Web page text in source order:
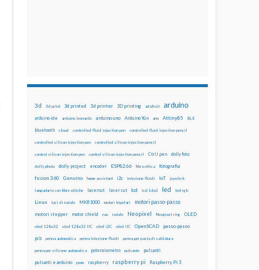
3d 3d print 3d printed 3d printer 3D printing adafruit arduino
arduino ide arduino leonardo arduino uno Arduino Yún arm Attiny85 BLE
bluetooth cloud controlled fluid injection pen controlled fluid injection pencil
controlled silicon injection pen controlled silicon injection pencil
control silicon injection pen control silicon injection pencil CtrlJ pen dolly foto
dolly photo dolly project encoder ESP8266 fibra ottica fotografia
fusion 360 Genuino home assistant i2c iniezione fluidi IoT joystick
lampadario con fibre ottiche lasercut laser cut lcd lcd 16x2 led led rgb
Linux luci di natale MKR1000 motori bipolari motori passo-passo
motori stepper motor shield nas natale Neopixel Neopixel ring OLED
oled 128x32 oled 128x32 IIC oled i2C oled IIC OpenSCAD passo-passo
pcb penna automatica penna iniezione fluidi penna per pasta di saldatura
penna per silicone automatica potenziometro pulsante pulsanti
pulsanti e arduino pwm raspberry raspberry pi Raspberry Pi 3